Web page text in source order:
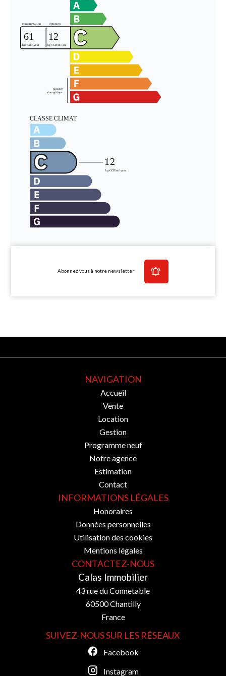
Abonnez vous à notre newsletter
NAVIGATION
Accueil
Vente
Location
Gestion
Programme neuf
Notre agence
Estimation
Contact
INFORMATIONS LÉGALES
Honoraires
Données personnelles
Utilisation des cookies
Mentions légales
CONTACTEZ-NOUS
Calas Immobilier
43 rue du Connetable
60500Chantilly
France
SUIVEZ-NOUS SUR LES RÉSEAUX
Facebook
Instagram